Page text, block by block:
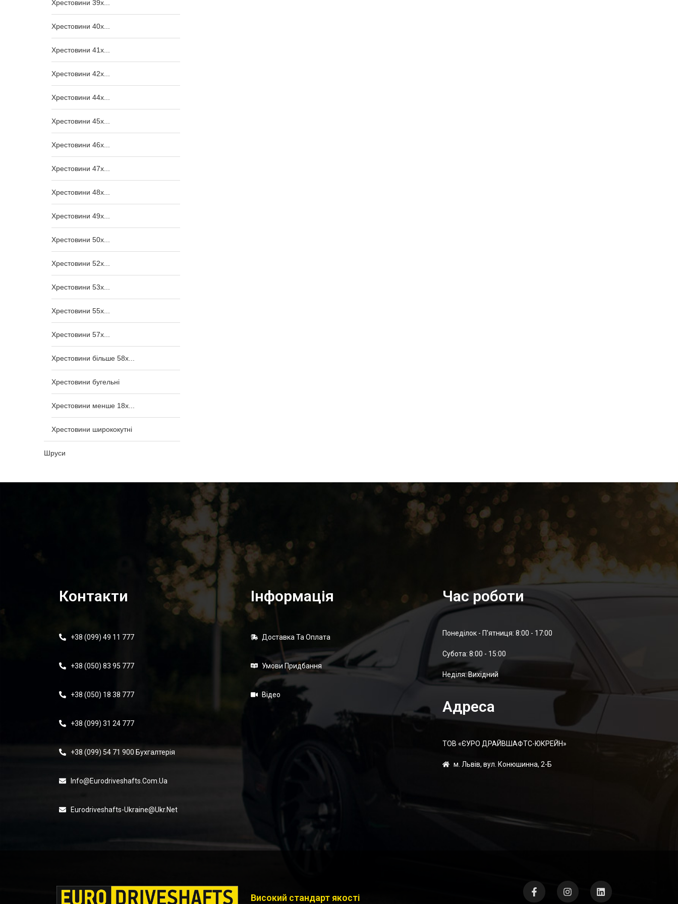
Хрестовини 39x...
Хрестовини 40x...
Хрестовини 41x...
Хрестовини 42x...
Хрестовини 44x...
Хрестовини 45x...
Хрестовини 46x...
Хрестовини 47x...
Хрестовини 48x...
Хрестовини 49x...
Хрестовини 50x...
Хрестовини 52x...
Хрестовини 53x...
Хрестовини 55x...
Хрестовини 57x...
Хрестовини більше 58x...
Хрестовини бугельні
Хрестовини менше 18x...
Хрестовини ширококутні
Шруси
Контакти
+38 (099) 49 11 777
+38 (050) 83 95 777
+38 (050) 18 38 777
+38 (099) 31 24 777
+38 (099) 54 71 900 Бухгалтерія
Info@eurodriveshafts.com.ua
Eurodriveshafts-Ukraine@ukr.net
Інформація
Доставка Та Оплата
Умови Придбання
Відео
Час роботи
Понеділок - П'ятниця: 8:00 - 17:00
Суботa: 8:00 - 15:00
Неділя: Вихідний
Адреса
ТОВ «ЄУРО ДРАЙВШАФТC-ЮКРЕЙН»
м. Львів, вул. Конюшинна, 2-Б
Високий стандарт якості